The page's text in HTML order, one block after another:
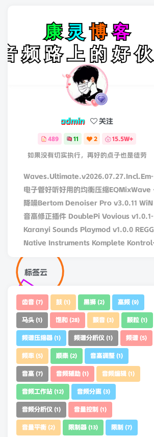
admin 关注
489 11 2 15.5W+
如果没有切实执行，再好的点子也是徒劳
Waves.Ultimate.v2026.07.27.Incl.Emulator-R2R
电子管好听好用的均衡压缩EQMixWave DW Fearn VT-15 v1.0.0-win-R2R
降噪Bertom Denoiser Pro v3.0.11 WiN
音高修正插件 DoublePi Vovious v1.0.14 – V.R Win/MAC
Karanyi Sounds Playmod v1.0.0 REGGED WiN/MacOS
Native Instruments Komplete Kontrol v3.5.4-bobdule WiN
标签云
齿音 (7) 鼓 (1) 黑狮 (2) 高频 (9)
马头 (1) 饱和 (28) 颤音 (3) 颗粒 (1)
频谱压缩器 (1) 频谱分析仪 (1) 频谱 (5)
频率 (5) 顺泰 (2) 音高调整 (1)
音高 (7) 音频辅助 (1) 音频编辑 (1)
音频工作站 (12) 音频分离 (3)
音频分析仪 (1) 音量控制 (1)
音量平衡 (2) 限制器 (13) 限制 (7)